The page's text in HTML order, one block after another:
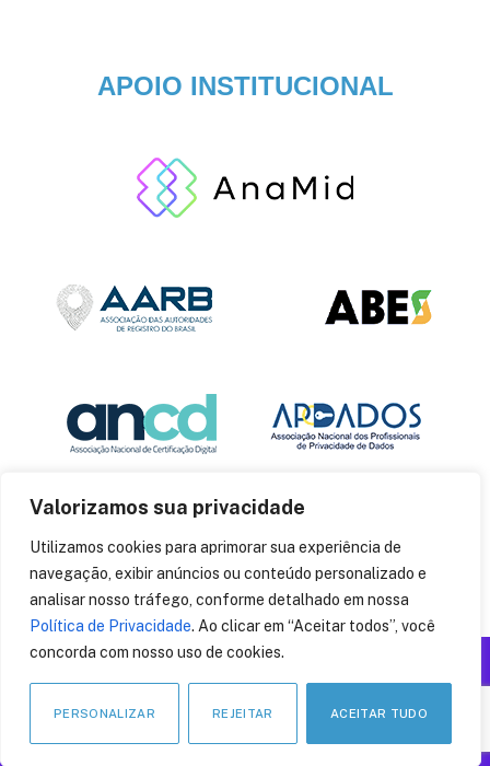
Valorizamos sua privacidade
Utilizamos cookies para aprimorar sua experiência de
navegação, exibir anúncios ou conteúdo personalizado e
analisar nosso tráfego, conforme detalhado em nossa
Política de Privacidade. Ao clicar em “Aceitar todos”, você
concorda com nosso uso de cookies.
PERSONALIZAR REJEITAR ACEITAR TUDO
APOIO INSTITUCIONAL
© 2014CryptoID. Todos os direitos reservados.
LinkedIn
Facebook
Instagram
X